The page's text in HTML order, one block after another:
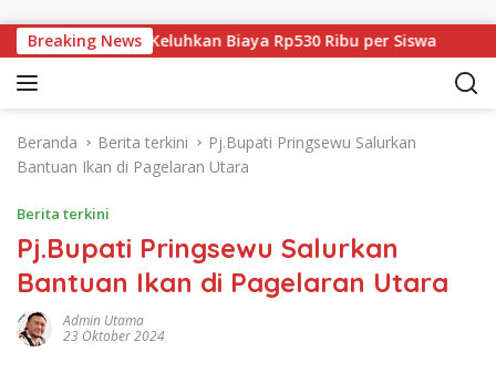
Breaking News
Wali Murid Keluhkan Biaya Rp530 Ribu per Siswa
Beranda Berita terkini
Pj.Bupati Pringsewu Salurkan
Bantuan Ikan di Pagelaran Utara
Berita terkini
Pj.Bupati Pringsewu Salurkan
Bantuan Ikan di Pagelaran Utara
Admin Utama
23 Oktober 2024